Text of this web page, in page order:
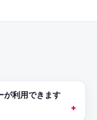
が利用できます